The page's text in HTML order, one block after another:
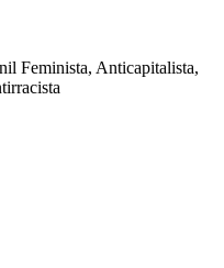
Feminista, Anticapitalista,